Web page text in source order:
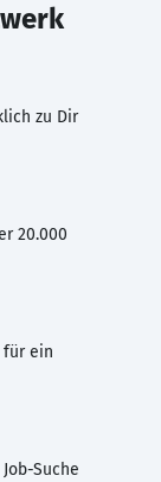
zu Dir
20.000
für ein
Suche